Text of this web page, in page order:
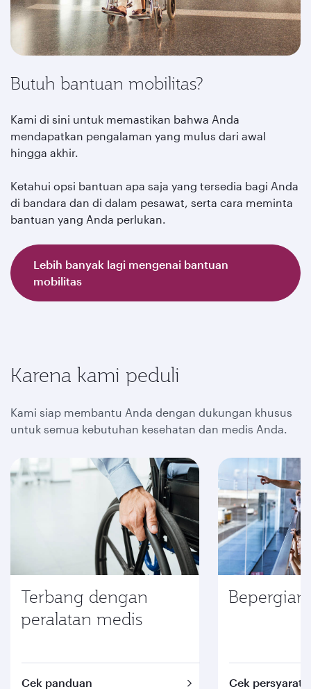
Butuh bantuan mobilitas?
Kami di sini untuk memastikan bahwa Anda
mendapatkan pengalaman yang mulus dari awal
hingga akhir.
Ketahui opsi bantuan apa saja yang tersedia bagi Anda
di bandara dan di dalam pesawat, serta cara meminta
bantuan yang Anda perlukan.
Lebih banyak lagi mengenai bantuan
mobilitas
Karena kami peduli
Kami siap membantu Anda dengan dukungan khusus
untuk semua kebutuhan kesehatan dan medis Anda.
Terbang dengan
peralatan medis
Cek panduan Cek